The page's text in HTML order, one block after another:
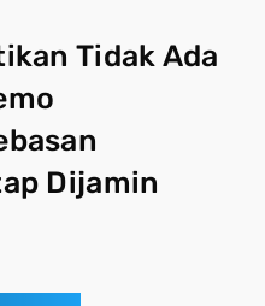
Tidak Ada
Dijamin